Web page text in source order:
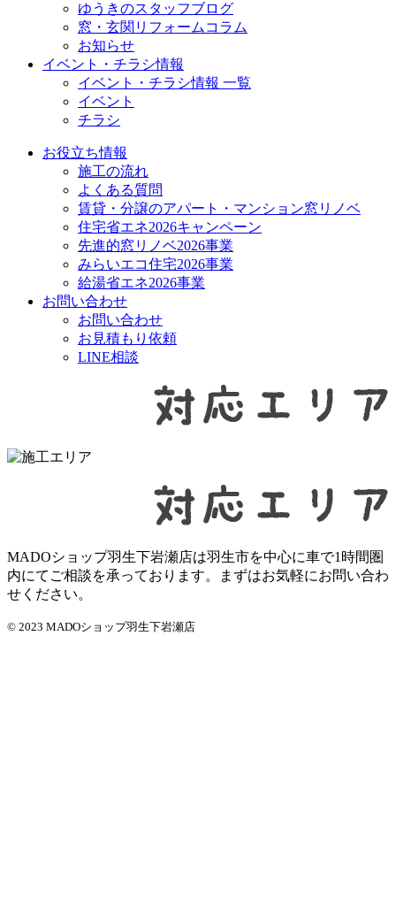
ゆうきのスタッフブログ
窓・玄関リフォームコラム
お知らせ
イベント・チラシ情報
イベント・チラシ情報 一覧
イベント
チラシ
お役立ち情報
施工の流れ
よくある質問
賃貸・分譲のアパート・マンション窓リノベ
住宅省エネ2026キャンペーン
先進的窓リノベ2026事業
みらいエコ住宅2026事業
給湯省エネ2026事業
お問い合わせ
お問い合わせ
お見積もり依頼
LINE相談
MADOショップ羽生下岩瀬店は羽生市を中心に車で1時間圏
内にてご相談を承っております。まずはお気軽にお問い合わ
せください。
© 2023 MADOショップ羽生下岩瀬店